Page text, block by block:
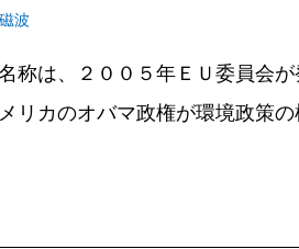
波
称は、２００５年ＥＵ委員会
リカのオバマ政権が環境政策